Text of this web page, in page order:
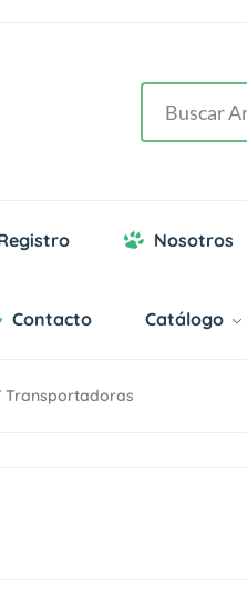
Nosotros
Contacto Catálogo
Transportadoras